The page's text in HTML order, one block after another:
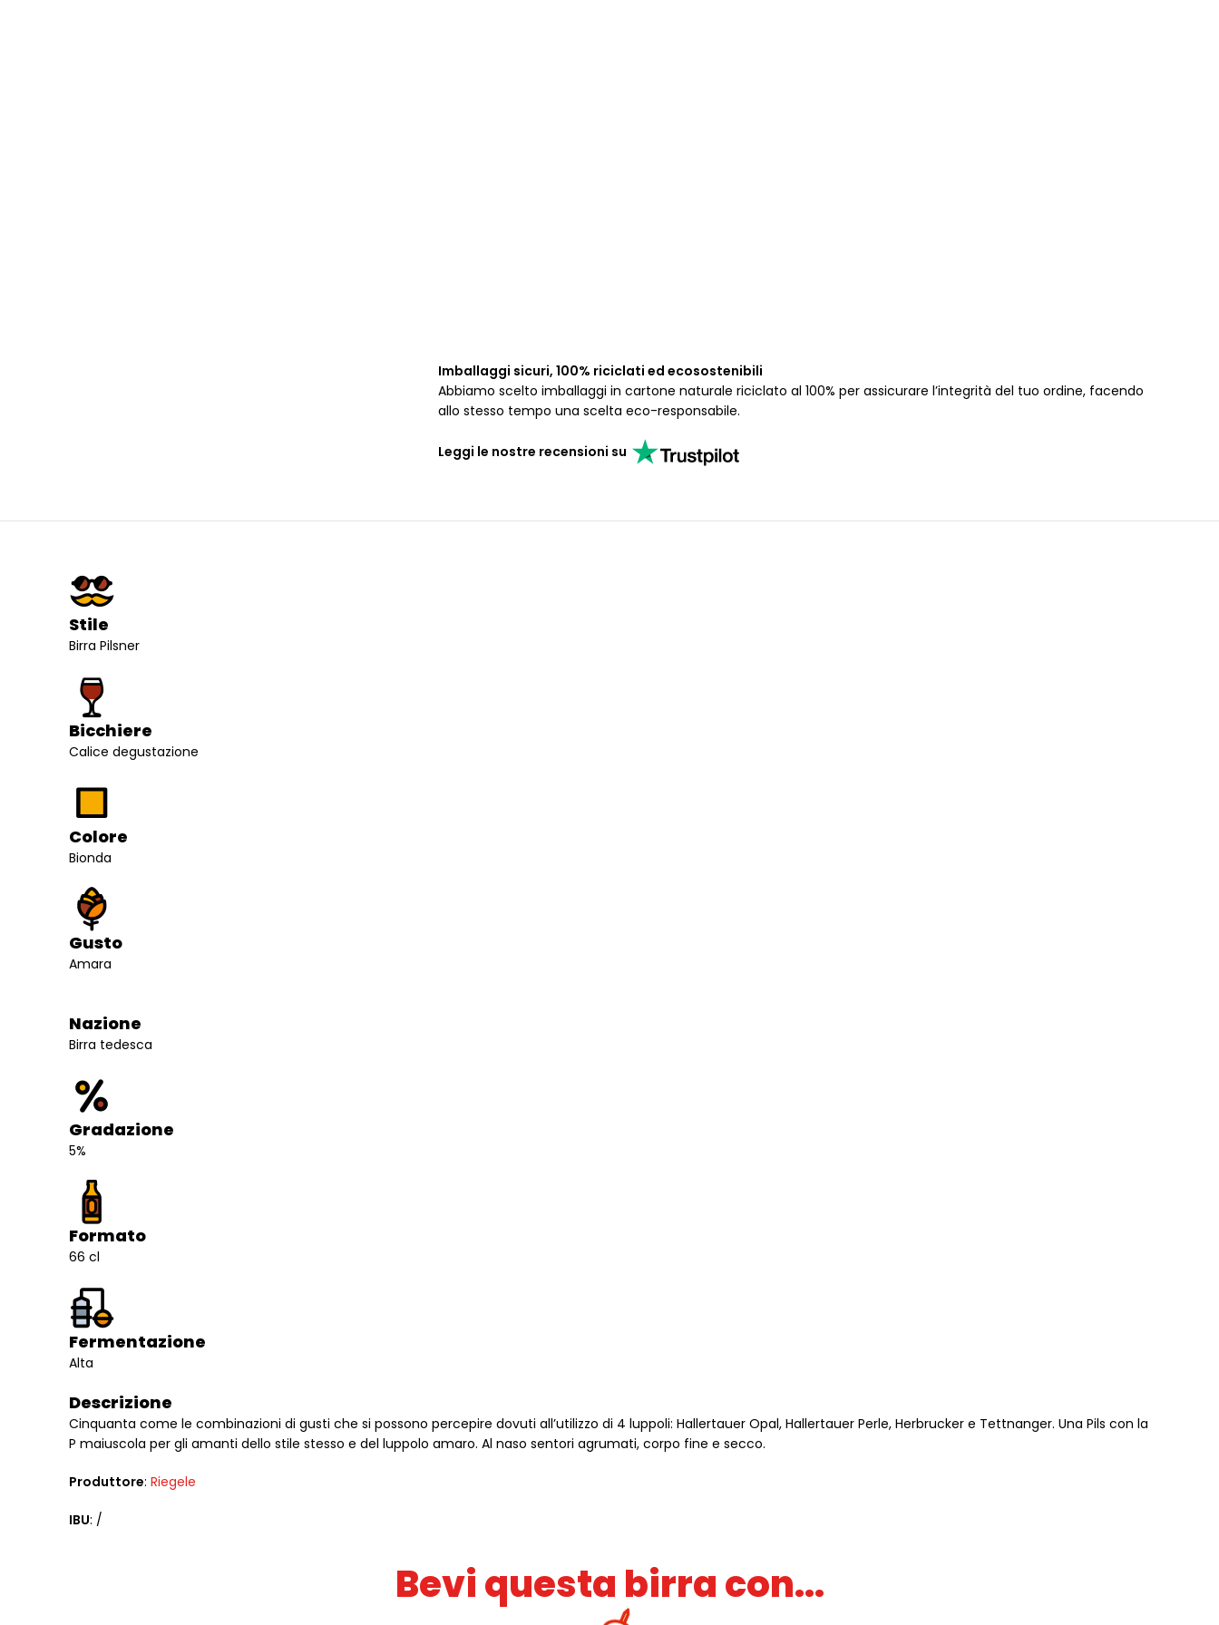
Imballaggi sicuri, 100% riciclati ed ecosostenibili
Abbiamo scelto imballaggi in cartone naturale riciclato al 100% per assicurare l’integrità del tuo ordine, facendo
allo stesso tempo una scelta eco-responsabile.
Leggi le nostre recensioni su
Stile
Birra Pilsner
Bicchiere
Calice degustazione
Colore
Bionda
Gusto
Amara
Nazione
Birra tedesca
Gradazione
5%
Formato
66 cl
Fermentazione
Alta
Descrizione
Cinquanta come le combinazioni di gusti che si possono percepire dovuti all’utilizzo di 4 luppoli: Hallertauer Opal, Hallertauer Perle, Herbrucker e Tettnanger. Una Pils con la
P maiuscola per gli amanti dello stile stesso e del luppolo amaro. Al naso sentori agrumati, corpo fine e secco.
Produttore: Riegele
IBU: /
Bevi questa birra con...